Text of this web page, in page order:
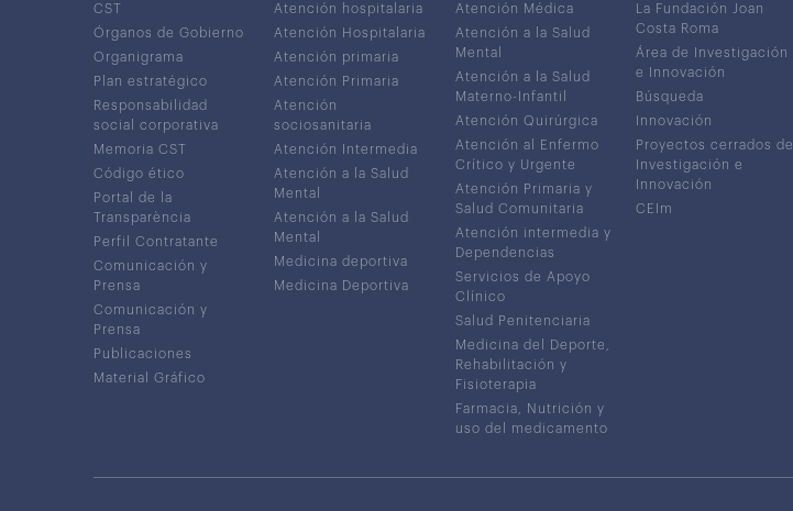
CST
Órganos de Gobierno
Organigrama
Plan estratégico
Responsabilidad
social corporativa
Memoria CST
Código ético
Portal de la
Transparència
Perfil Contratante
Comunicación y
Prensa
Comunicación y
Prensa
Publicaciones
Material Gráfico
Atención hospitalaria
Atención Hospitalaria
Atención primaria
Atención Primaria
Atención
sociosanitaria
Atención Intermedia
Atención a la Salud
Mental
Atención a la Salud
Mental
Medicina deportiva
Medicina Deportiva
Atención Médica
Atención a la Salud
Mental
Atención a la Salud
Materno-Infantil
Atención Quirúrgica
Atención al Enfermo
Crítico y Urgente
Atención Primaria y
Salud Comunitaria
Atención intermedia y
Dependencias
Servicios de Apoyo
Clínico
Salud Penitenciaria
Medicina del Deporte,
Rehabilitación y
Fisioterapia
Farmacia, Nutrición y
uso del medicamento
La Fundación Joan
Costa Roma
Área de Investigación
e Innovación
Búsqueda
Innovación
Proyectos cerrados de
Investigación e
Innovación
CEIm